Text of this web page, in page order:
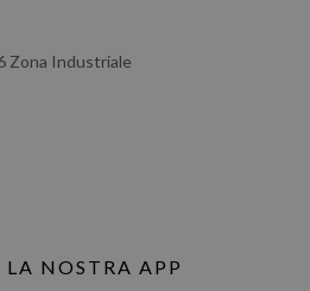
Zona Industriale
LA NOSTRA APP